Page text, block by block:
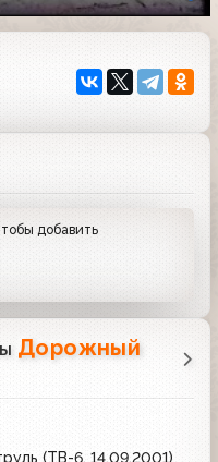
добавить
Дорожный
(ТВ-6, 14.09.2001)